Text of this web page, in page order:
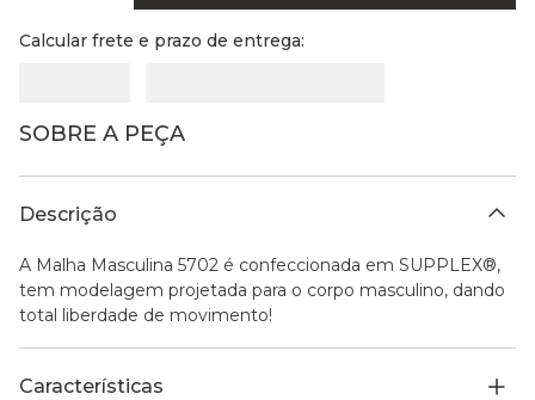
Calcular frete e prazo de entrega:
SOBRE A PEÇA
Descrição
A Malha Masculina 5702 é confeccionada em SUPPLEX®,
tem modelagem projetada para o corpo masculino, dando
total liberdade de movimento!
Características